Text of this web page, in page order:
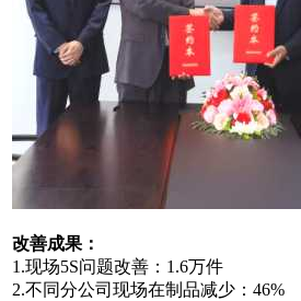
改善成果：
1.现场5S问题改善：1.6万件
2.不同分公司现场在制品减少：46%